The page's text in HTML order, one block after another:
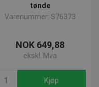
tønde
Varenummer: S76373
NOK 649,88
ekskl. Mva
Kjøp